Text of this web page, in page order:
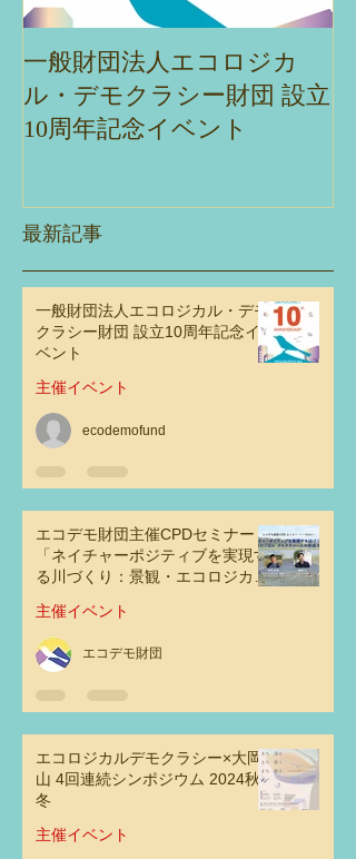
一般財団法人エコロジカ
ル・デモクラシー財団 設立
10周年記念イベント
最新記事
一般財団法人エコロジカル・デモ
クラシー財団 設立10周年記念イ
ベント
主催イベント
ecodemofund
エコデモ財団主催CPDセミナー
「ネイチャーポジティブを実現す
る川づくり：景観・エコロジカ
能性」
主催イベント
エコデモ財団
エコロジカルデモクラシー×大岡
山 4回連続シンポジウム 2024秋
冬
主催イベント